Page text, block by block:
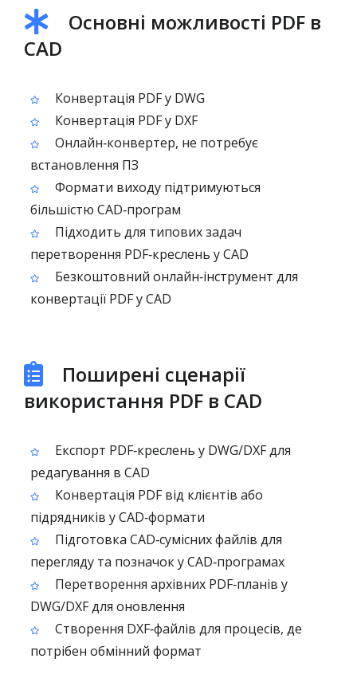
Основні можливості PDF в
CAD
Конвертація PDF у DWG
Конвертація PDF у DXF
Онлайн‑конвертер, не потребує
встановлення ПЗ
Формати виходу підтримуються
більшістю CAD‑програм
Підходить для типових задач
перетворення PDF‑креслень у CAD
Безкоштовний онлайн‑інструмент для
конвертації PDF у CAD
Поширені сценарії
використання PDF в CAD
Експорт PDF‑креслень у DWG/DXF для
редагування в CAD
Конвертація PDF від клієнтів або
підрядників у CAD‑формати
Підготовка CAD‑сумісних файлів для
перегляду та позначок у CAD‑програмах
Перетворення архівних PDF‑планів у
DWG/DXF для оновлення
Створення DXF‑файлів для процесів, де
потрібен обмінний формат